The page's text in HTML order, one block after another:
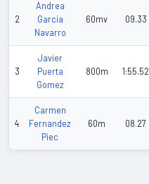
2
Andrea
Garcia
Navarro
60mv 09.33
3
Javier
Puerta
Gomez
800m 1:55.52
4
Carmen
Fernandez
Piec
60m 08.27